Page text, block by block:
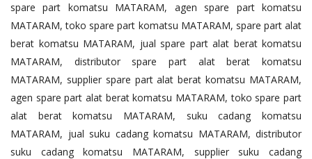
spare part komatsu MATARAM, agen spare part komatsu
MATARAM, toko spare part komatsu MATARAM, spare part alat
berat komatsu MATARAM, jual spare part alat berat komatsu
MATARAM, distributor spare part alat berat komatsu
MATARAM, supplier spare part alat berat komatsu MATARAM,
agen spare part alat berat komatsu MATARAM, toko spare part
alat berat komatsu MATARAM, suku cadang komatsu
MATARAM, jual suku cadang komatsu MATARAM, distributor
suku cadang komatsu MATARAM, supplier suku cadang